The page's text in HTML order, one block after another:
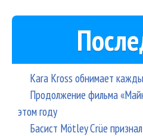
Kara Kross обнимает
Продолжение фильма
этом году
Басист Mötley Crüe